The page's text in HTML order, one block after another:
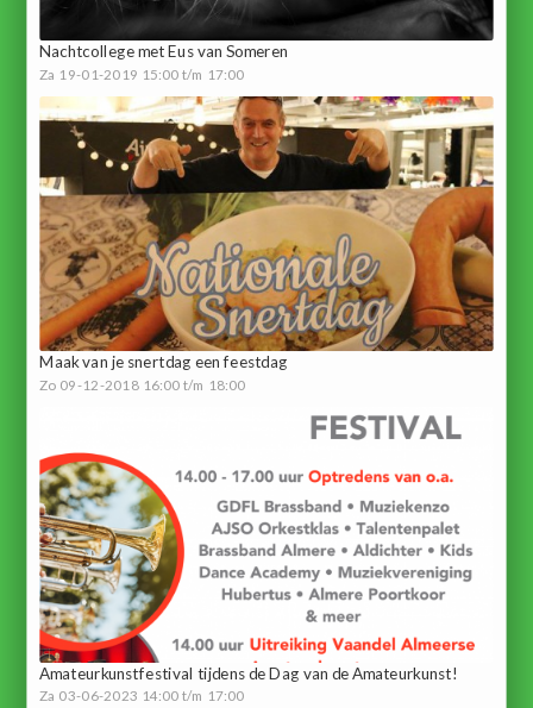
Nachtcollege met Eus van Someren
Za 19-01-2019 15:00 t/m 17:00
Maak van je snertdag een feestdag
Zo 09-12-2018 16:00 t/m 18:00
Amateurkunstfestival tijdens de Dag van de Amateurkunst!
Za 03-06-2023 14:00 t/m 17:00